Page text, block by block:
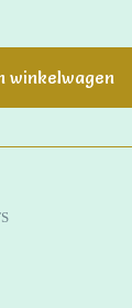
winkelwagen